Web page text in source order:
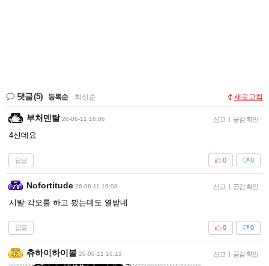
댓글(5) 등록순 최신순 새로고침
부처멘탈 26-06-11 16:06 신고 | 공감 확인
4신데요
답글 0
0
Nofortitude 26-06-11 16:08 신고 | 공감 확인
시발 각오를 하고 봤는데도 열받네
답글 0
0
츄하이하이볼 26-06-11 16:13 신고 | 공감 확인